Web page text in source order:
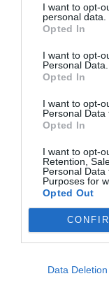
I want to opt-
personal data.
Opted In
I want to opt-
Personal Data.
Opted In
I want to opt-
Personal Data
Opted In
I want to opt-
Retention,
Personal
Purposes for
Opted Out
Data Deletion